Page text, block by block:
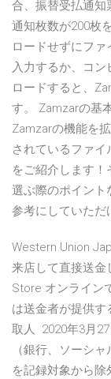
合、振替受払通知
通知枚数が200枚
ロードせずにフ
入力するか、コ
ロードすると、
す。 Zamzarの基
Zamzarの機能を
されているファ
をご紹介します！
選ぶ際のポイント
参考にしていた
Western Union
来店して直接送金
Store オンライン
は送金者が提供す
取人 2020年3月
（銀行、ソーシ
を記録対象から